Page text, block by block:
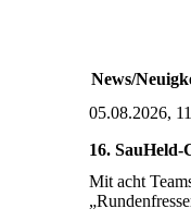
News/
05.08.2026,
16.
Mit acht